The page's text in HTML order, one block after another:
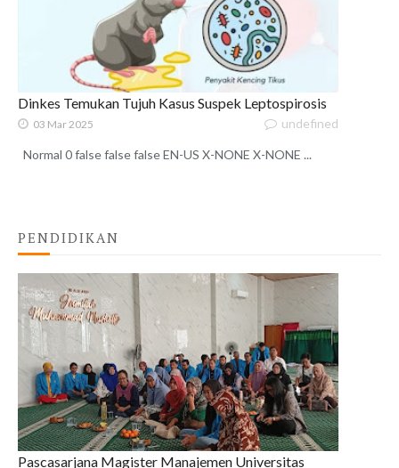
Dinkes Temukan Tujuh Kasus Suspek Leptospirosis
03 Mar 2025 undefined
Normal 0 false false false EN-US X-NONE X-NONE ...
PENDIDIKAN
Pascasarjana Magister Manajemen Universitas